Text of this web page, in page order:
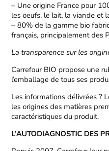
– Une origine France pour
les oeufs, le lait, la viande et
– 80% de la gamme bio
français, principalement des
La transparence sur les
Carrefour BIO propose une
l’emballage de tous ses
Les informations délivrées ?
les origines des matières
caractéristiques du produit.
L’AUTODIAGNOSTIC DES